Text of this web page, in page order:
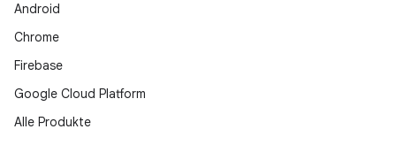
Android
Chrome
Firebase
Google Cloud Platform
Alle Produkte